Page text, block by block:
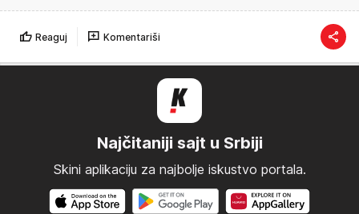
Reaguj Komentariši
Najčitaniji sajt u Srbiji
Skini aplikaciju za najbolje iskustvo portala.